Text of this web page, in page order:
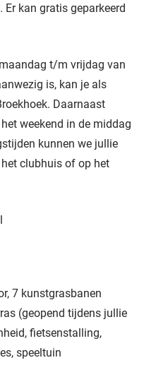
kan gratis geparkeerd
t/m vrijdag van
is, kan je als
Daarnaast
weekend in de middag
kunnen we jullie
het clubhuis of op het
7 kunstgrasbanen
(geopend tijdens jullie
fietsenstalling,
speeltuin